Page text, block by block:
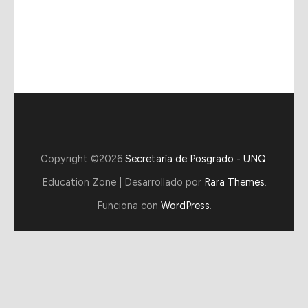
Copyright ©2026 Secretaría de Posgrado - UNQ.
Education Zone | Desarrollado por Rara Themes.
Funciona con WordPress.